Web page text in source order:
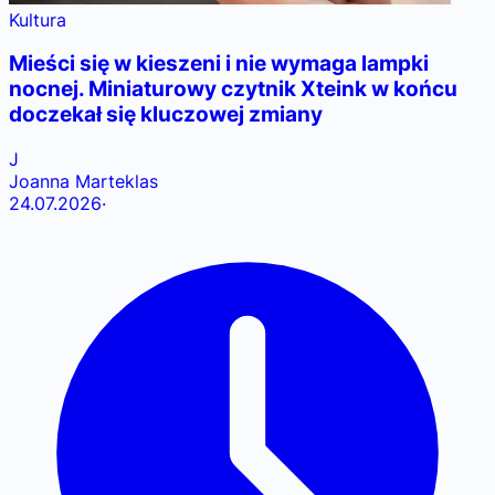
Kultura
Mieści się w kieszeni i nie wymaga lampki
nocnej. Miniaturowy czytnik Xteink w końcu
doczekał się kluczowej zmiany
J
Joanna Marteklas
24.07.2026·